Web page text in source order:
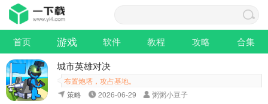
首页 游戏 软件 教程 攻略 合集
城市英雄对决
布置炮塔，攻占基地。
策略
2026-06-29 粥粥小豆子